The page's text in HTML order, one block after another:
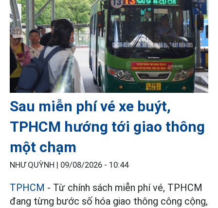
Sau miễn phí vé xe buýt,
TPHCM hướng tới giao thông
một chạm
NHƯ QUỲNH | 09/08/2026 - 10:44
TPHCM - Từ chính sách miễn phí vé, TPHCM
đang từng bước số hóa giao thông công cộng,